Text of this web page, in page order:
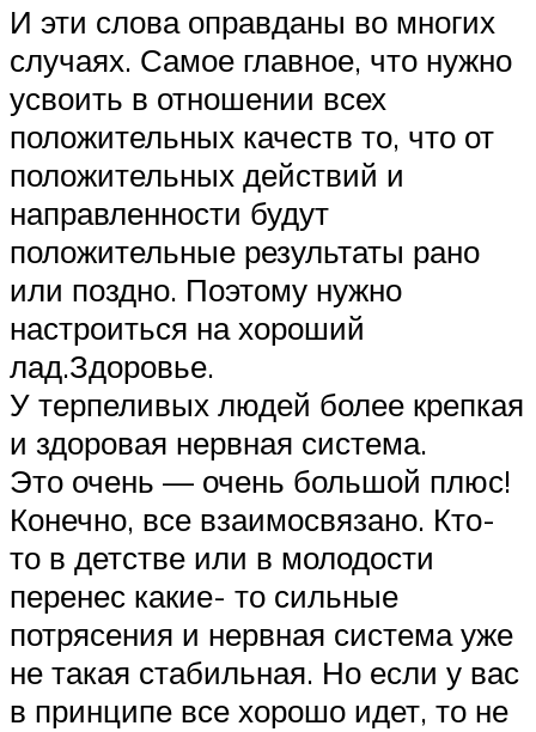
И эти слова оправданы во многих
случаях. Самое главное, что нужно
усвоить в отношении всех
положительных качеств то, что от
положительных действий и
направленности будут
положительные результаты рано
или поздно. Поэтому нужно
настроиться на хороший
лад.Здоровье.
У терпеливых людей более крепкая
и здоровая нервная система.
Это очень — очень большой плюс!
Конечно, все взаимосвязано. Кто-
то в детстве или в молодости
перенес какие- то сильные
потрясения и нервная система уже
не такая стабильная. Но если у вас
в принципе все хорошо идет, то не